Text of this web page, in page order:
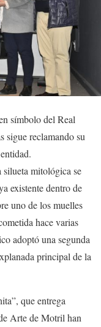
símbolo del Real
sigue reclamando su
mitológica se
existente dentro de
uno de los muelles
hace varias
adoptó una segunda
principal de la
que entrega
Arte de Motril han